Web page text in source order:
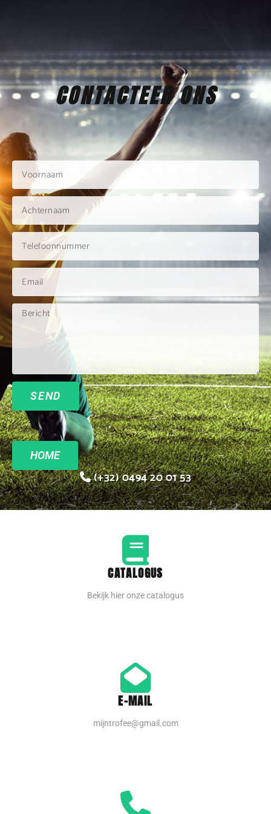
CONTACTEER ONS
SEND
HOME
(+32) 0494 20 01 53
CATALOGUS
Bekijk hier onze catalogus
E-MAIL
mijntrofee@gmail.com